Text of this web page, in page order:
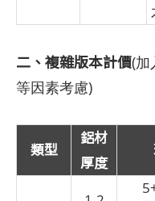
二、複雜版本計價(加
等因素考慮)
類型
鋁材
厚度